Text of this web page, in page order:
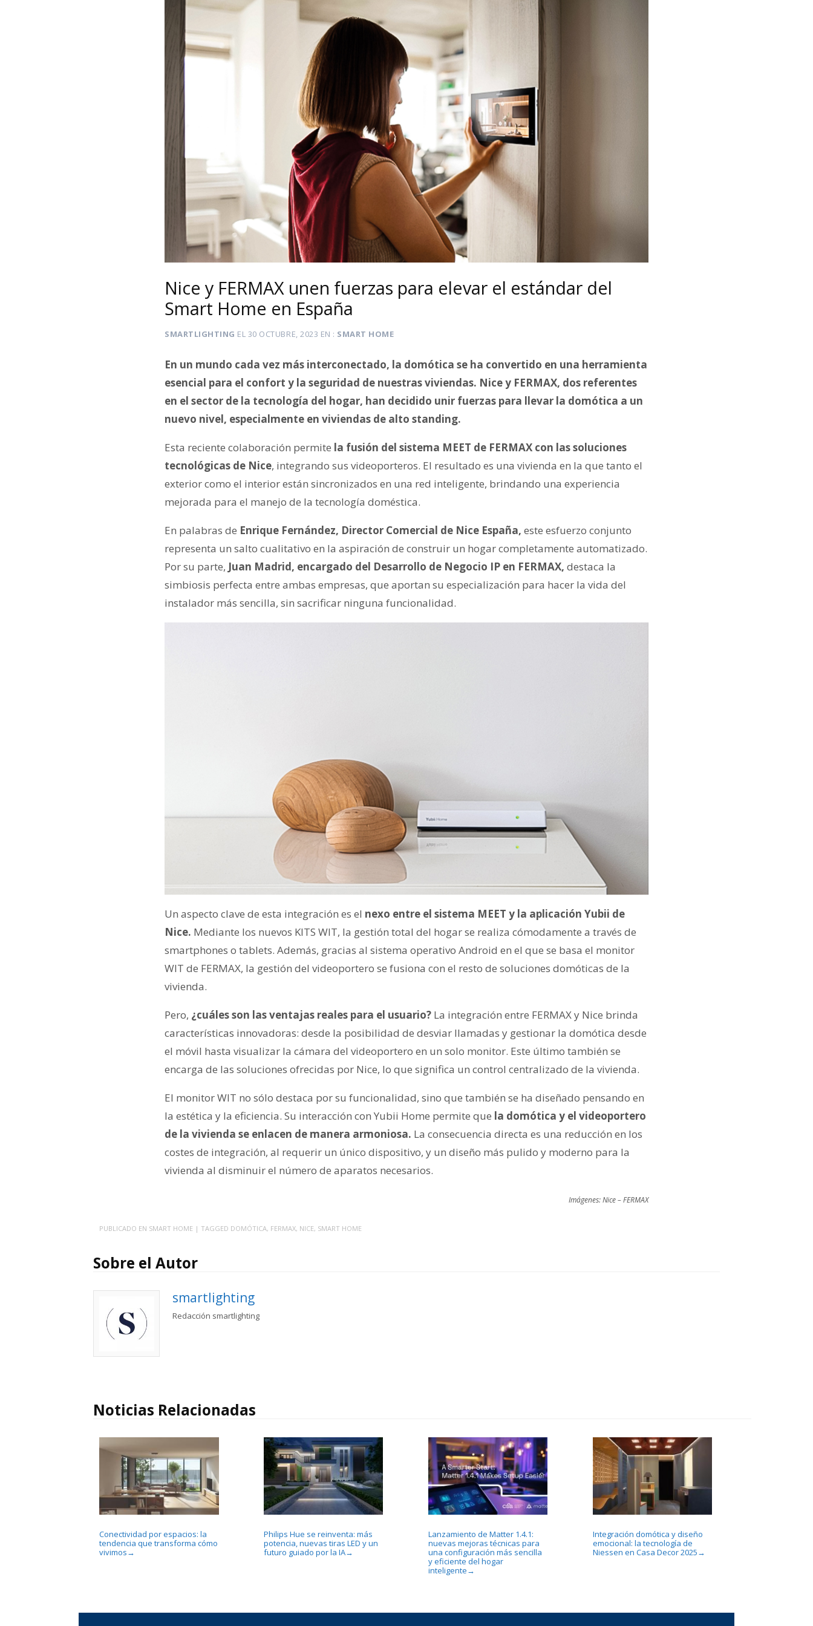
Nice y FERMAX unen fuerzas para elevar el estándar del
Smart Home en España
SMARTLIGHTING EL 30 OCTUBRE, 2023 EN SMART HOME
En un mundo cada vez más interconectado, la domótica se ha convertido en una herramienta
esencial para el confort y la seguridad de nuestras viviendas. Nice y FERMAX, dos referentes
en el sector de la tecnología del hogar, han decidido unir fuerzas para llevar la domótica a un
nuevo nivel, especialmente en viviendas de alto standing.
Esta reciente colaboración permite la fusión del sistema MEET de FERMAX con las soluciones
tecnológicas de Nice, integrando sus videoporteros. El resultado es una vivienda en la que tanto el
exterior como el interior están sincronizados en una red inteligente, brindando una experiencia
mejorada para el manejo de la tecnología doméstica.
En palabras de Enrique Fernández, Director Comercial de Nice España, este esfuerzo conjunto
representa un salto cualitativo en la aspiración de construir un hogar completamente automatizado.
Por su parte, Juan Madrid, encargado del Desarrollo de Negocio IP en FERMAX, destaca la
simbiosis perfecta entre ambas empresas, que aportan su especialización para hacer la vida del
instalador más sencilla, sin sacrificar ninguna funcionalidad.
Un aspecto clave de esta integración es el nexo entre el sistema MEET y la aplicación Yubii de
Nice. Mediante los nuevos KITS WIT, la gestión total del hogar se realiza cómodamente a través de
smartphones o tablets. Además, gracias al sistema operativo Android en el que se basa el monitor
WIT de FERMAX, la gestión del videoportero se fusiona con el resto de soluciones domóticas de la
vivienda.
Pero, ¿cuáles son las ventajas reales para el usuario? La integración entre FERMAX y Nice brinda
características innovadoras: desde la posibilidad de desviar llamadas y gestionar la domótica desde
el móvil hasta visualizar la cámara del videoportero en un solo monitor. Este último también se
encarga de las soluciones ofrecidas por Nice, lo que significa un control centralizado de la vivienda.
El monitor WIT no sólo destaca por su funcionalidad, sino que también se ha diseñado pensando en
la estética y la eficiencia. Su interacción con Yubii Home permite que la domótica y el videoportero
de la vivienda se enlacen de manera armoniosa. La consecuencia directa es una reducción en los
costes de integración, al requerir un único dispositivo, y un diseño más pulido y moderno para la
vivienda al disminuir el número de aparatos necesarios.
Imágenes: Nice – FERMAX
PUBLICADO EN SMART HOME | TAGGED DOMÓTICA, FERMAX, NICE, SMART HOME
Sobre el Autor
smartlighting
Redacción smartlighting
Noticias Relacionadas
Conectividad por espacios: la
tendencia que transforma cómo
vivimos →
Philips Hue se reinventa: más
potencia, nuevas tiras LED y un
futuro guiado por la IA→
Lanzamiento de Matter 1.4.1:
nuevas mejoras técnicas para
una configuración más sencilla
y eficiente del hogar
inteligente →
Integración domótica y diseño
emocional: la tecnología de
Niessen en Casa Decor 2025 →